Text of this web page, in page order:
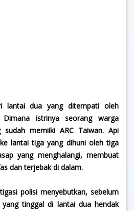
lantai dua yang ditempati oleh
istrinya seorang warga
sudah memiiki ARC Taiwan. Api
lantai tiga yang dihuni oleh tiga
yang menghalangi, membuat
dan terjebak di dalam.
polisi menyebutkan, sebelum
tinggal di lantai dua hendak